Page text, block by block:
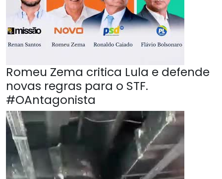
Romeu Zema critica Lula e defende
novas regras para o STF.
#OAntagonista